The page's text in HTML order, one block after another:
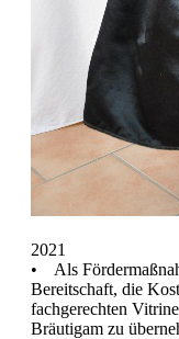
2021
• Als
Bereitschaft, die
fachgerechten
Bräutigam zu